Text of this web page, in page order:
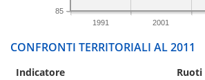
1991 2001
85
CONFRONTI TERRITORIALI AL 2011
Indicatore Ruoti